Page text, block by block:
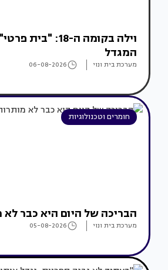
וילה בקומה ה-18:
המגדל
מערכת בית ונוי 06-08-2026
חומרים וטכנולוגיות
הבריכה של היום היא כבר לא
מערכת בית ונוי 05-08-2026